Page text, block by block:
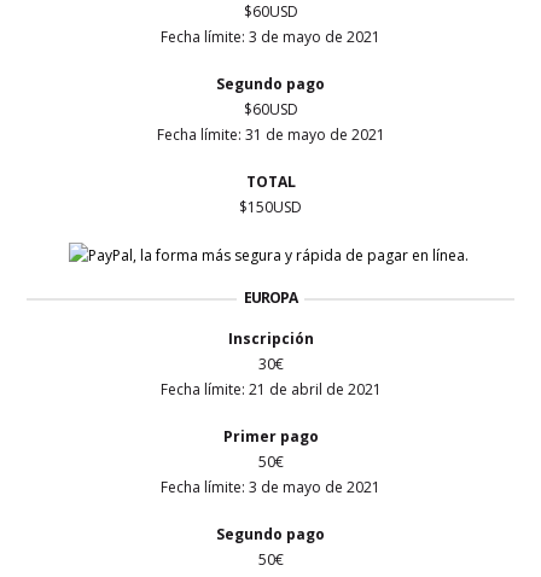
$60USD
Fecha límite: 3 de mayo de 2021
Segundo pago
$60USD
Fecha límite: 31 de mayo de 2021
TOTAL
$150USD
EUROPA
Inscripción
30€
Fecha límite: 21 de abril de 2021
Primer pago
50€
Fecha límite: 3 de mayo de 2021
Segundo pago
50€